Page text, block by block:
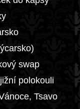
swap
polokouli
Tsavo